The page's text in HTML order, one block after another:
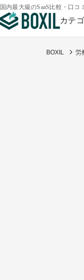
国内最大級のSaaS比較・口コ
カテ
BOXIL 労